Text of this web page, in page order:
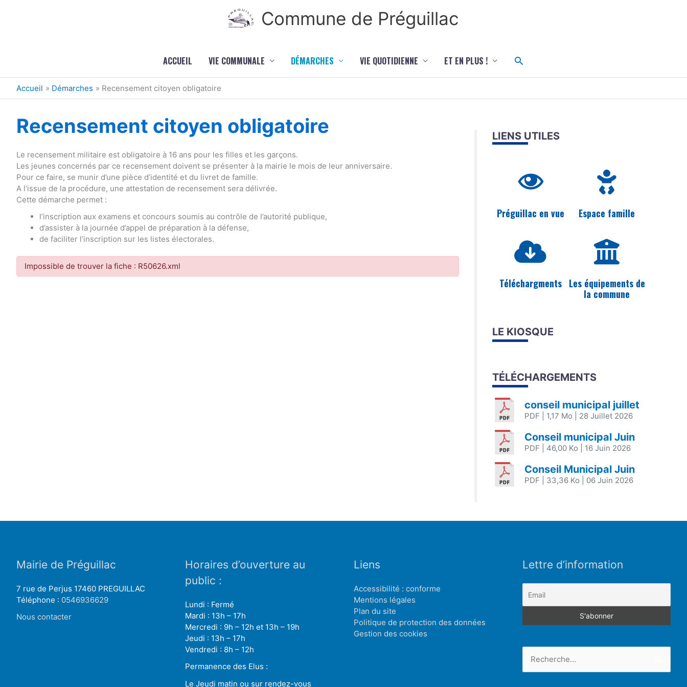
Commune de Préguillac
ACCUEIL VIE COMMUNALE DÉMARCHES VIE QUOTIDIENNE ET EN PLUS ! Rechercher
Accueil Démarches Recensement citoyen obligatoire
Recensement citoyen obligatoire
Le recensement militaire est obligatoire à 16 ans pour les filles et les garçons.
Les jeunes concernés par ce recensement doivent se présenter à la mairie le mois de leur anniversaire.
Pour ce faire, se munir d’une pièce d’identité et du livret de famille.
A l’issue de la procédure, une attestation de recensement sera délivrée.
Cette démarche permet :
l’inscription aux examens et concours soumis au contrôle de l’autorité publique,
d’assister à la journée d’appel de préparation à la défense,
de faciliter l’inscription sur les listes électorales.
Impossible de trouver la fiche : R50626.xml
LIENS UTILES
Préguillac en vue Espace famille
Téléchargments Les équipements de
la commune
LE KIOSQUE
TÉLÉCHARGEMENTS
conseil municipal juillet
PDF | 1,17 Mo | 28 Juillet 2026
Conseil municipal Juin
PDF | 46,00 Ko | 16 Juin 2026
Conseil Municipal Juin
PDF | 33,36 Ko | 06 Juin 2026
Mairie de Préguillac
7 rue de Perjus 17460 PREGUILLAC
Téléphone : 0546936629
Nous contacter
Horaires d’ouverture au
public :
Lundi : Fermé
Mardi : 13h – 17h
Mercredi : 9h – 12h et 13h – 19h
Jeudi : 13h – 17h
Vendredi : 8h – 12h
Permanence des Elus :
Le Jeudi matin ou sur rendez-vous
Liens
Accessibilité : conforme
Mentions légales
Plan du site
Politique de protection des données
Gestion des cookies
Lettre d’information